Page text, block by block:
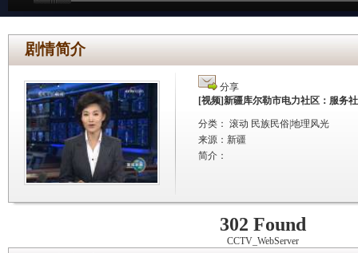
剧情简介
分享
[视频]新疆库尔勒市电力社区：服务
分类： 滚动 民族民俗|地理风光
来源： 新疆
简介：
302 Found
CCTV_WebServer